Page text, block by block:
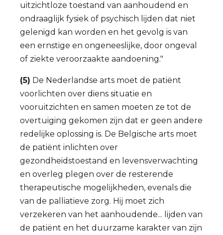
uitzichtloze toestand van aanhoudend en
ondraaglijk fysiek of psychisch lijden dat niet
gelenigd kan worden en het gevolg is van
een ernstige en ongeneeslijke, door ongeval
of ziekte veroorzaakte aandoening."
(5) De Nederlandse arts moet de patiënt
voorlichten over diens situatie en
vooruitzichten en samen moeten ze tot de
overtuiging gekomen zijn dat er geen andere
redelijke oplossing is. De Belgische arts moet
de patiënt inlichten over
gezondheidstoestand en levensverwachting
en overleg plegen over de resterende
therapeutische mogelijkheden, evenals die
van de palliatieve zorg. Hij moet zich
verzekeren van het aanhoudende... lijden van
de patiënt en het duurzame karakter van zijn